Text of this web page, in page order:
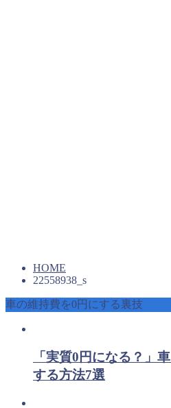
HOME
22558938_s
車の維持費を0円にする裏技
「実質0円になる？」
する方法7選